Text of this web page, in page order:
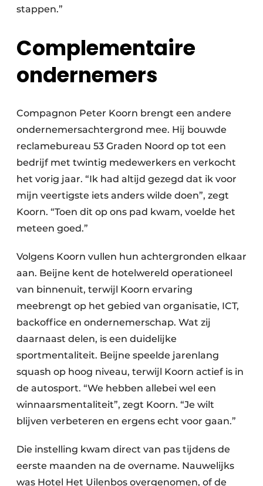
stappen.”
Complementaire
ondernemers
Compagnon Peter Koorn brengt een andere
ondernemersachtergrond mee. Hij bouwde
reclamebureau 53 Graden Noord op tot een
bedrijf met twintig medewerkers en verkocht
het vorig jaar. “Ik had altijd gezegd dat ik voor
mijn veertigste iets anders wilde doen”, zegt
Koorn. “Toen dit op ons pad kwam, voelde het
meteen goed.”
Volgens Koorn vullen hun achtergronden elkaar
aan. Beijne kent de hotelwereld operationeel
van binnenuit, terwijl Koorn ervaring
meebrengt op het gebied van organisatie, ICT,
backoffice en ondernemerschap. Wat zij
daarnaast delen, is een duidelijke
sportmentaliteit. Beijne speelde jarenlang
squash op hoog niveau, terwijl Koorn actief is in
de autosport. “We hebben allebei wel een
winnaarsmentaliteit”, zegt Koorn. “Je wilt
blijven verbeteren en ergens echt voor gaan.”
Die instelling kwam direct van pas tijdens de
eerste maanden na de overname. Nauwelijks
was Hotel Het Uilenbos overgenomen, of de